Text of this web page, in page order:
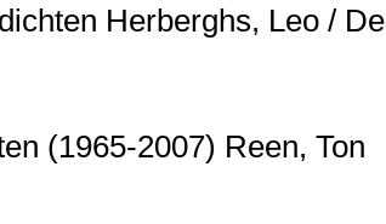
Herberghs, Leo / De
(1965-2007) Reen, Ton